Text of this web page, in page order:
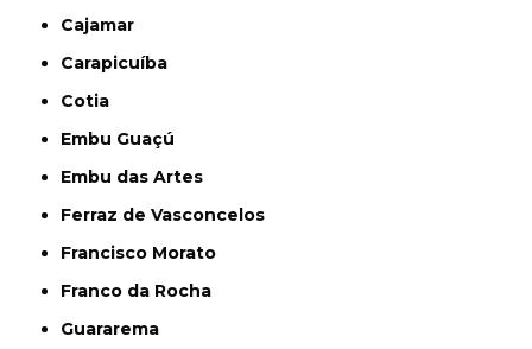
Cajamar
Carapicuíba
Cotia
Embu Guaçú
Embu das Artes
Ferraz de Vasconcelos
Francisco Morato
Franco da Rocha
Guararema